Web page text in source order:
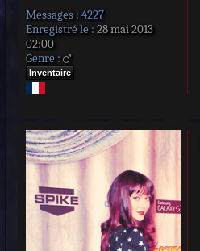
Messages : 4227
Enregistré le : 28 mai 2013
02:00
Genre :
Inventaire